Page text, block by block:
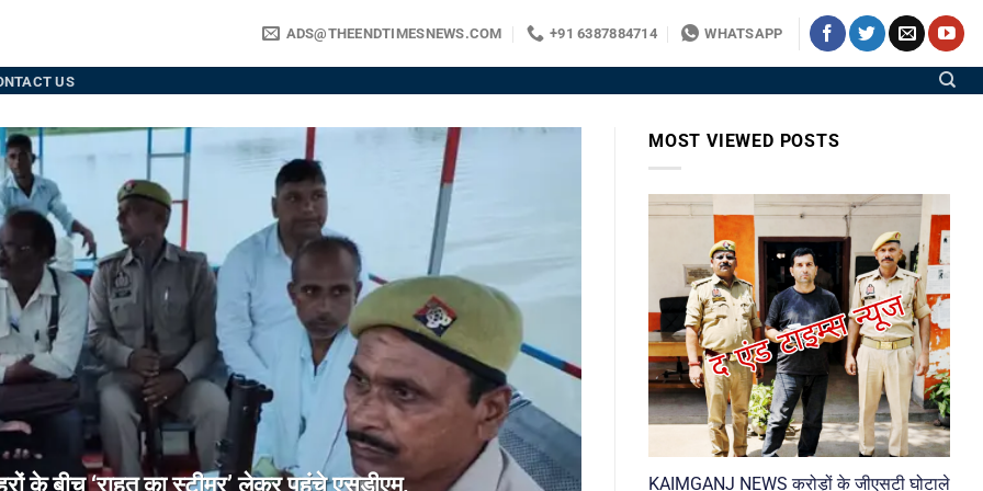
ADS@THEENDTIMESNEWS.COM +91 6387884714 WHATSAPP
US
के बीच ‘राहत का स्टीमर’ लेकर पहुंचे एसडीएम,
MOST VIEWED POSTS
KAIMGANJ NEWS करोड़ों के जीएसटी घोटाले